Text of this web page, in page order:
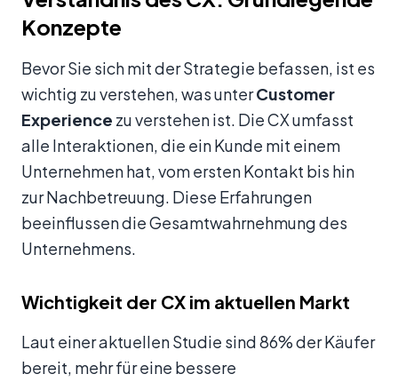
Konzepte
Bevor Sie sich mit der Strategie befassen, ist es
wichtig zu verstehen, was unterCustomer
Experience zu verstehen ist. Die CX umfasst
alle Interaktionen, die ein Kunde mit einem
Unternehmen hat, vom ersten Kontakt bis hin
zur Nachbetreuung. Diese Erfahrungen
beeinflussen die Gesamtwahrnehmung des
Unternehmens.
Wichtigkeit der CX im aktuellen Markt
Laut einer aktuellen Studie sind 86% der Käufer
bereit, mehr für eine bessere